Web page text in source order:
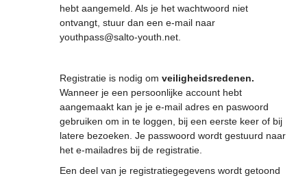
hebt aangemeld. Als je het wachtwoord niet
ontvangt, stuur dan een e-mail naar
youthpass@salto-youth.net.
Registratie is nodig om veiligheidsredenen.
Wanneer je een persoonlijke account hebt
aangemaakt kan je je e-mail adres en paswoord
gebruiken om in te loggen, bij een eerste keer of bij
latere bezoeken. Je passwoord wordt gestuurd naar
het e-mailadres bij de registratie.
Een deel van je registratiegegevens wordt getoond